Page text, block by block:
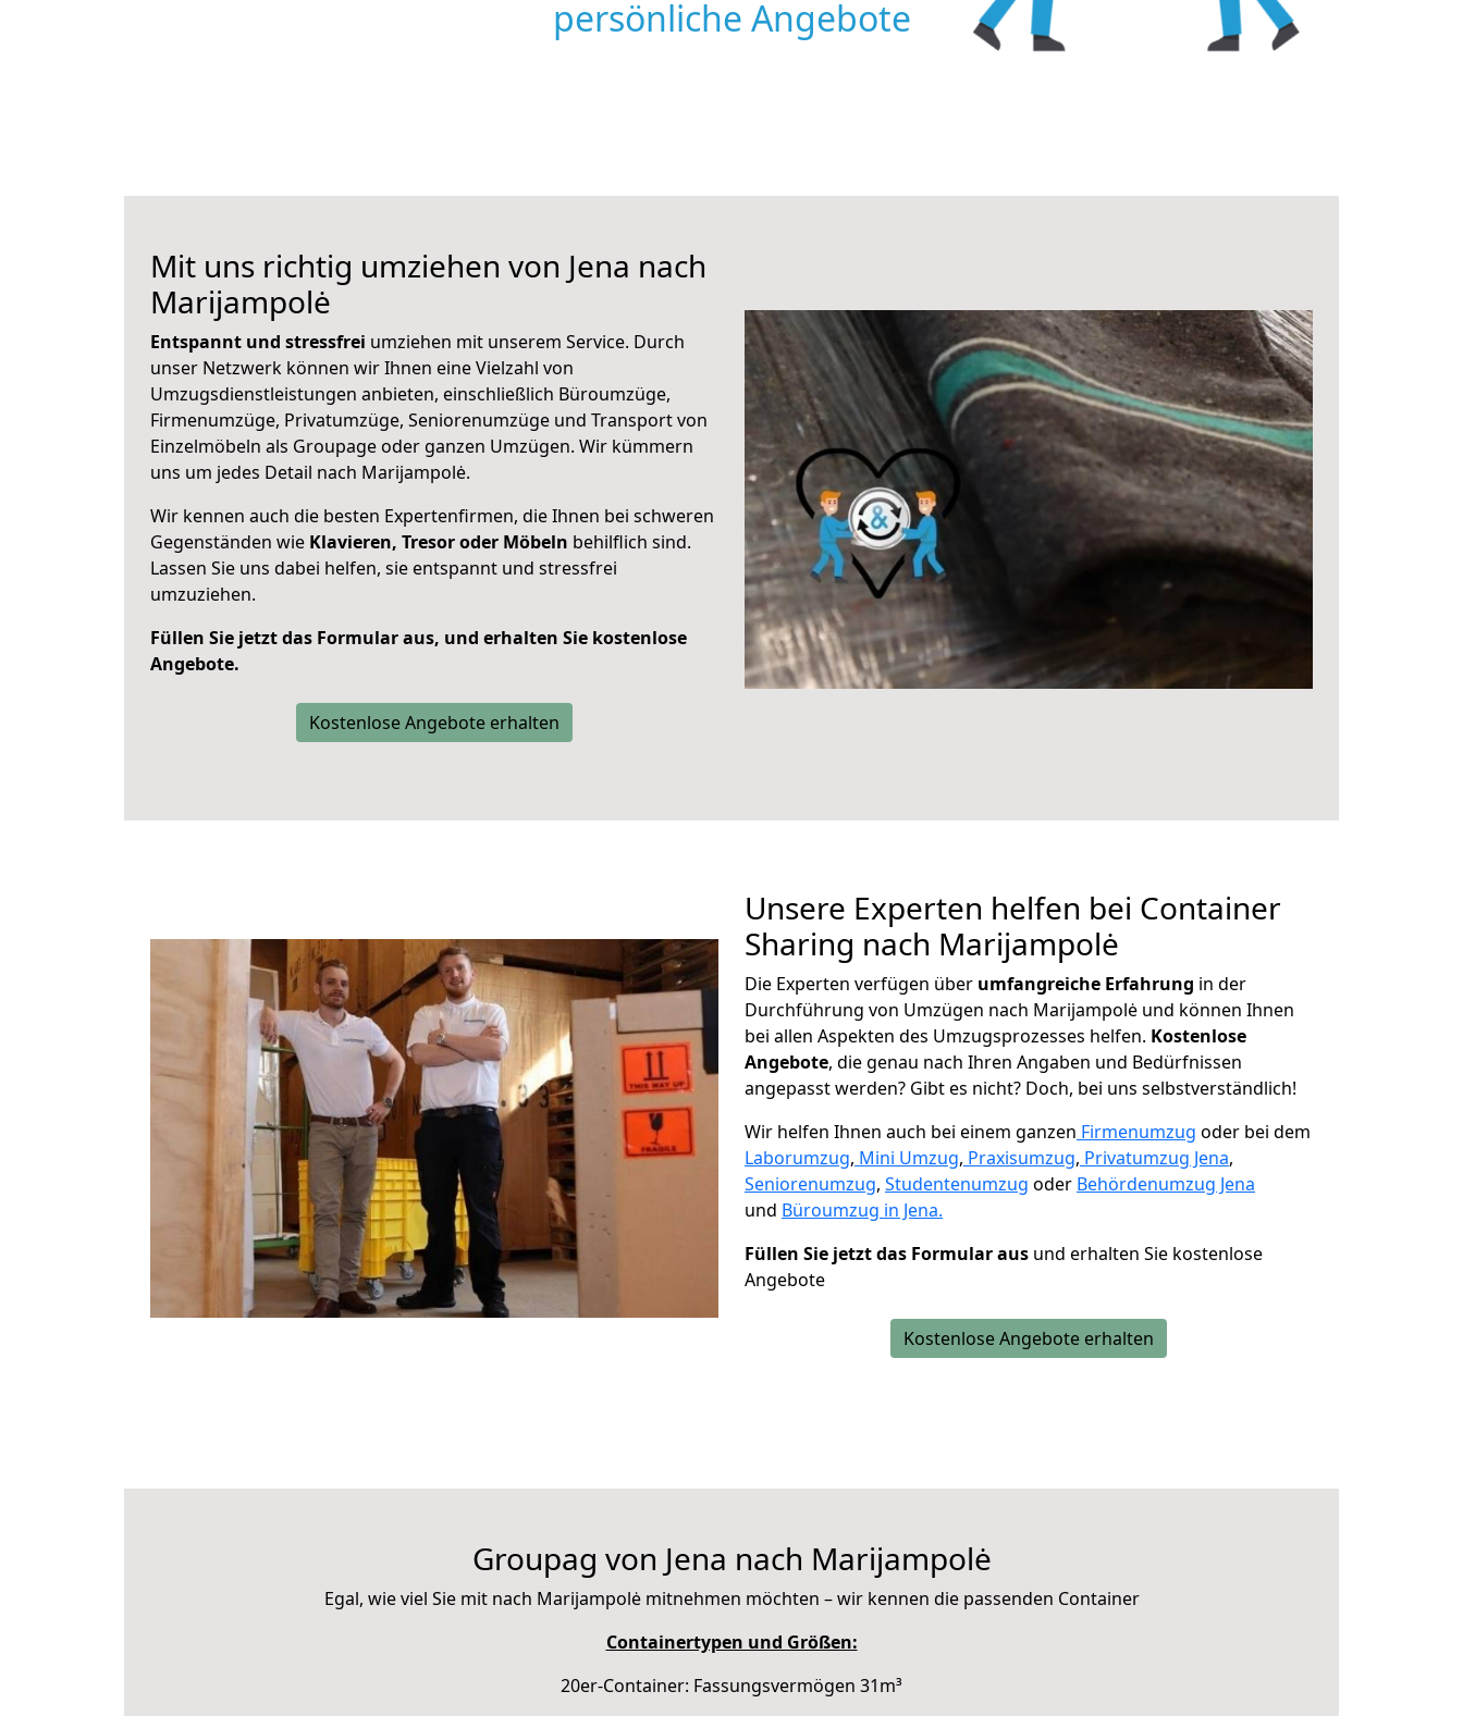
persönliche Angebote
Mit uns richtig umziehen von Jena nach
Marijampolė
Entspannt und stressfrei umziehen mit unserem Service. Durch
unser Netzwerk können wir Ihnen eine Vielzahl von
Umzugsdienstleistungen anbieten, einschließlich Büroumzüge,
Firmenumzüge, Privatumzüge, Seniorenumzüge und Transport von
Einzelmöbeln als Groupage oder ganzen Umzügen. Wir kümmern
uns um jedes Detail nach Marijampolė.
Wir kennen auch die besten Expertenfirmen, die Ihnen bei schweren
Gegenständen wie Klavieren, Tresor oder Möbeln behilflich sind.
Lassen Sie uns dabei helfen, sie entspannt und stressfrei
umzuziehen.
Füllen Sie jetzt das Formular aus, und erhalten Sie kostenlose
Angebote.
Kostenlose Angebote erhalten
Unsere Experten helfen bei Container
Sharing nach Marijampolė
Die Experten verfügen über umfangreiche Erfahrung in der
Durchführung von Umzügen nach Marijampolė und können Ihnen
bei allen Aspekten des Umzugsprozesses helfen. Kostenlose
Angebote, die genau nach Ihren Angaben und Bedürfnissen
angepasst werden? Gibt es nicht? Doch, bei uns selbstverständlich!
Wir helfen Ihnen auch bei einem ganzen Firmenumzug oder bei dem
Laborumzug, Mini Umzug, Praxisumzug, Privatumzug Jena,
Seniorenumzug, Studentenumzug oder Behördenumzug Jena
und Büroumzug in Jena.
Füllen Sie jetzt das Formular aus und erhalten Sie kostenlose
Angebote
Kostenlose Angebote erhalten
Groupag von Jena nach Marijampolė
Egal, wie viel Sie mit nach Marijampolė mitnehmen möchten – wir kennen die passenden Container
Containertypen und Größen:
20er-Container: Fassungsvermögen 31m³